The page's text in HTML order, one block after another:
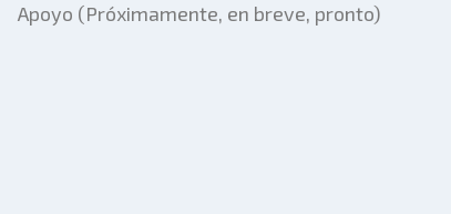
Apoyo (Próximamente, en breve, pronto)